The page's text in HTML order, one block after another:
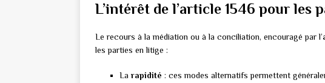
L’intérêt de l’article 1546 pour les
Le recours à la médiation ou à la conciliation, encouragé par l’
les parties en litige :
La rapidité : ces modes alternatifs permettent